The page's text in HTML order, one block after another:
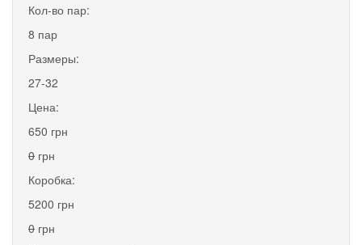
Кол-во пар:
8 пар
Размеры:
27-32
Цена:
650 грн
0 грн
Коробка:
5200 грн
0 грн